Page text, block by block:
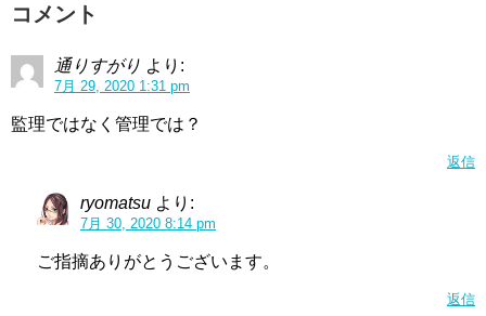
コメント
通りすがり より:
7月 29, 2020 1:31 pm
監理ではなく管理では？
返信
ryomatsu より:
7月 30, 2020 8:14 pm
ご指摘ありがとうございます。
返信